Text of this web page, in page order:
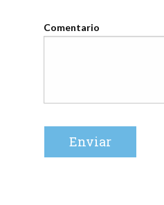
Comentario